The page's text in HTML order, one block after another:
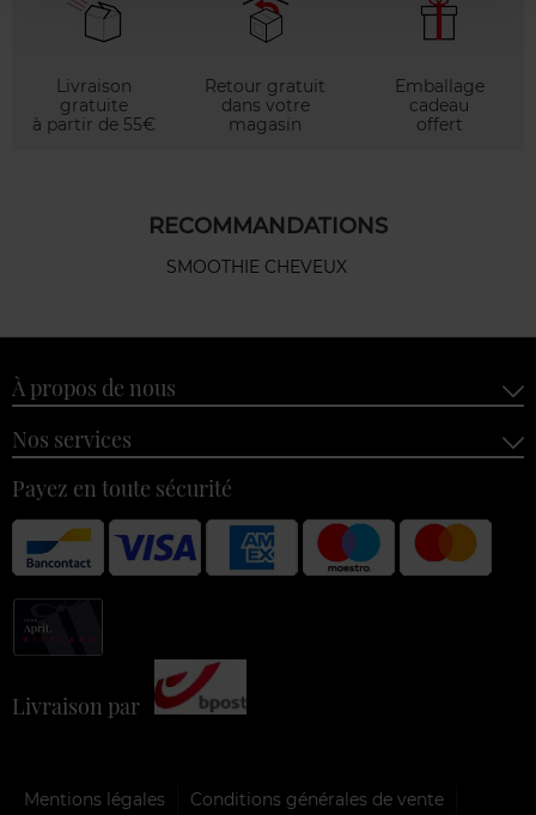
Livraison
gratuite
à partir de 55€
Retour gratuit
dans votre
magasin
Emballage
cadeau
offert
RECOMMANDATIONS
SMOOTHIE CHEVEUX
À propos de nous
Nos services
Payez en toute sécurité
Livraison par
Mentions légales Conditions générales de vente